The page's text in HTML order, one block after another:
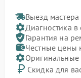
Выезд
Диагностика
Гарантия на
Честные цены
Скидка для